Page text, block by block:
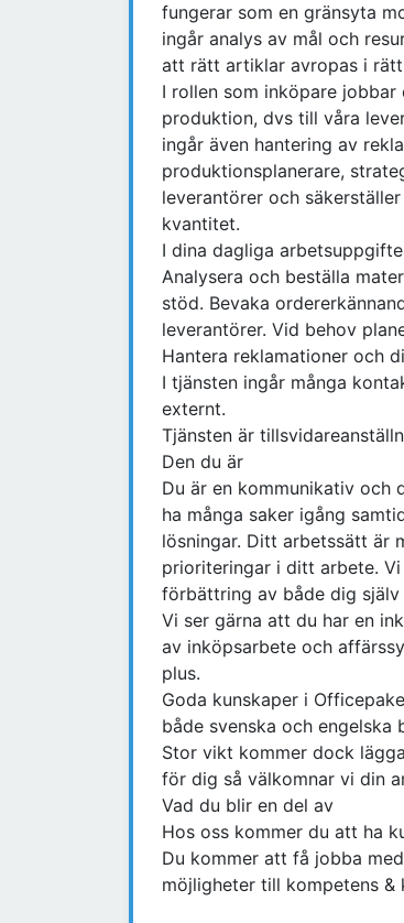
fungerar som en gränsyta
ingår analys av mål och
att rätt artiklar avropas i
I rollen som inköpare
produktion, dvs till våra
ingår även hantering av
produktionsplanerare,
leverantörer och
kvantitet.
I dina dagliga
Analysera och beställa
stöd. Bevaka
leverantörer. Vid behov
Hantera reklamationer och
I tjänsten ingår många
externt.
Tjänsten är
Den du är
Du är en kommunikativ och
ha många saker igång
lösningar. Ditt arbetssätt är
prioriteringar i ditt arbete.
förbättring av både dig själv
Vi ser gärna att du har en
av inköpsarbete och
plus.
Goda kunskaper i
både svenska och engelska
Stor vikt kommer dock
för dig så välkomnar vi din
Vad du blir en del av
Hos oss kommer du att ha
Du kommer att få jobba
möjligheter till kompetens &